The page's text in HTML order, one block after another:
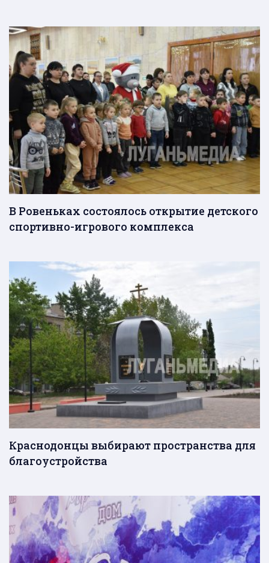
В Ровеньках состоялось открытие детского
спортивно-игрового комплекса
Краснодонцы выбирают пространства для
благоустройства